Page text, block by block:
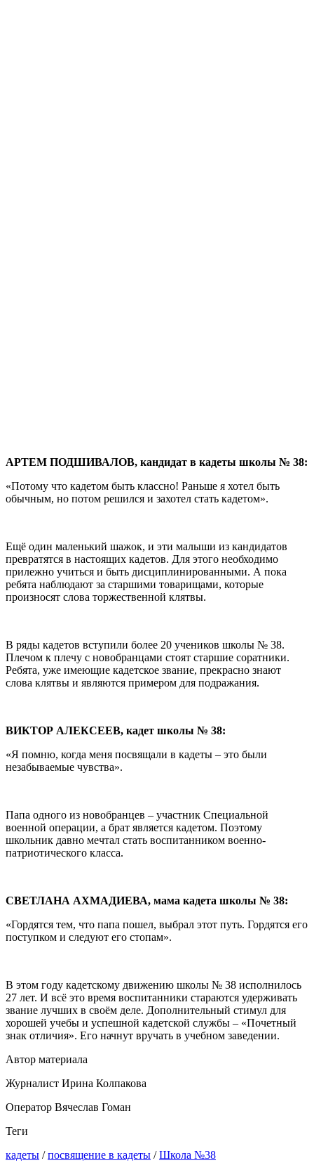
АРТЕМ ПОДШИВАЛОВ, кандидат в кадеты школы № 38:
«Потому что кадетом быть классно! Раньше я хотел быть
обычным, но потом решился и захотел стать кадетом».
Ещё один маленький шажок, и эти малыши из кандидатов
превратятся в настоящих кадетов. Для этого необходимо
прилежно учиться и быть дисциплинированными. А пока
ребята наблюдают за старшими товарищами, которые
произносят слова торжественной клятвы.
В ряды кадетов вступили более 20 учеников школы № 38.
Плечом к плечу с новобранцами стоят старшие соратники.
Ребята, уже имеющие кадетское звание, прекрасно знают
слова клятвы и являются примером для подражания.
ВИКТОР АЛЕКСЕЕВ, кадет школы № 38:
«Я помню, когда меня посвящали в кадеты – это были
незабываемые чувства».
Папа одного из новобранцев – участник Специальной
военной операции, а брат является кадетом. Поэтому
школьник давно мечтал стать воспитанником военно-
патриотического класса.
СВЕТЛАНА АХМАДИЕВА, мама кадета школы № 38:
«Гордятся тем, что папа пошел, выбрал этот путь. Гордятся его
поступком и следуют его стопам».
В этом году кадетскому движению школы № 38 исполнилось
27 лет. И всё это время воспитанники стараются удерживать
звание лучших в своём деле. Дополнительный стимул для
хорошей учебы и успешной кадетской службы – «Почетный
знак отличия». Его начнут вручать в учебном заведении.
Автор материала
Журналист Ирина Колпакова
Оператор Вячеслав Гоман
Теги
кадеты /посвящение в кадеты /Школа №38